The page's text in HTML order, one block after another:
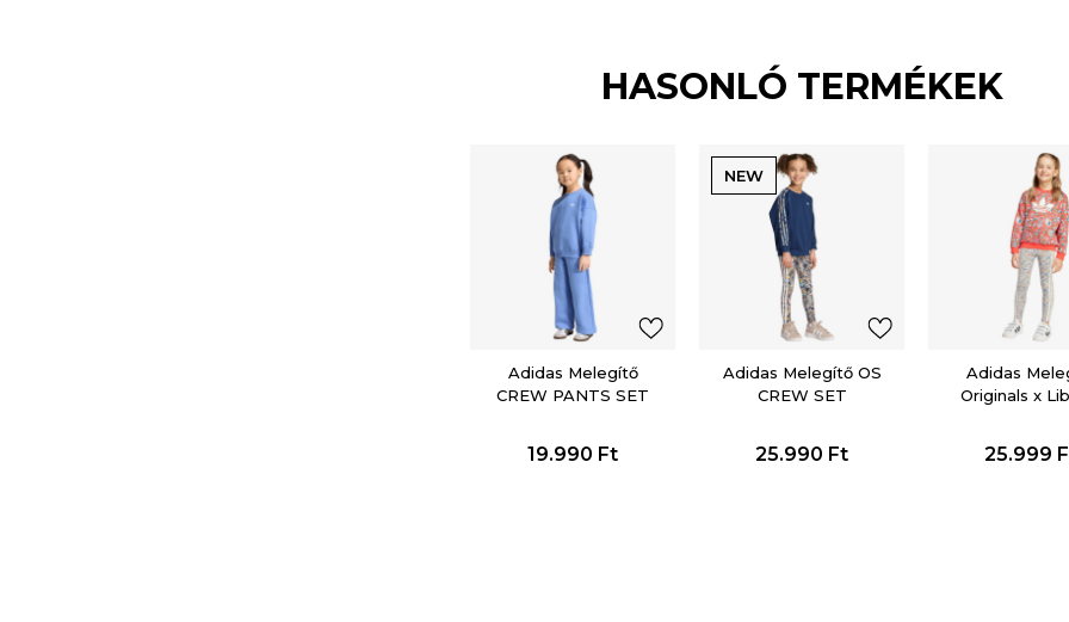
HASONLÓ TERMÉKEK
Adidas Melegítő
CREW PANTS SET
19.990 Ft
NEW
Adidas Melegítő OS
CREW SET
25.990 Ft
Adidas
Originals x
25.999